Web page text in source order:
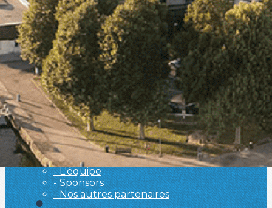
- 🎁 Caen on aime, on partage
- 🎉 Les événements AVF
- Activités et Loisirs
Ajoutez un logo, un bouton, des réseaux sociaux
Cliquez pour éditer
L'association▴▾
- L'association
- Brochure
- L'équipe
- Sponsors
- Nos autres partenaires